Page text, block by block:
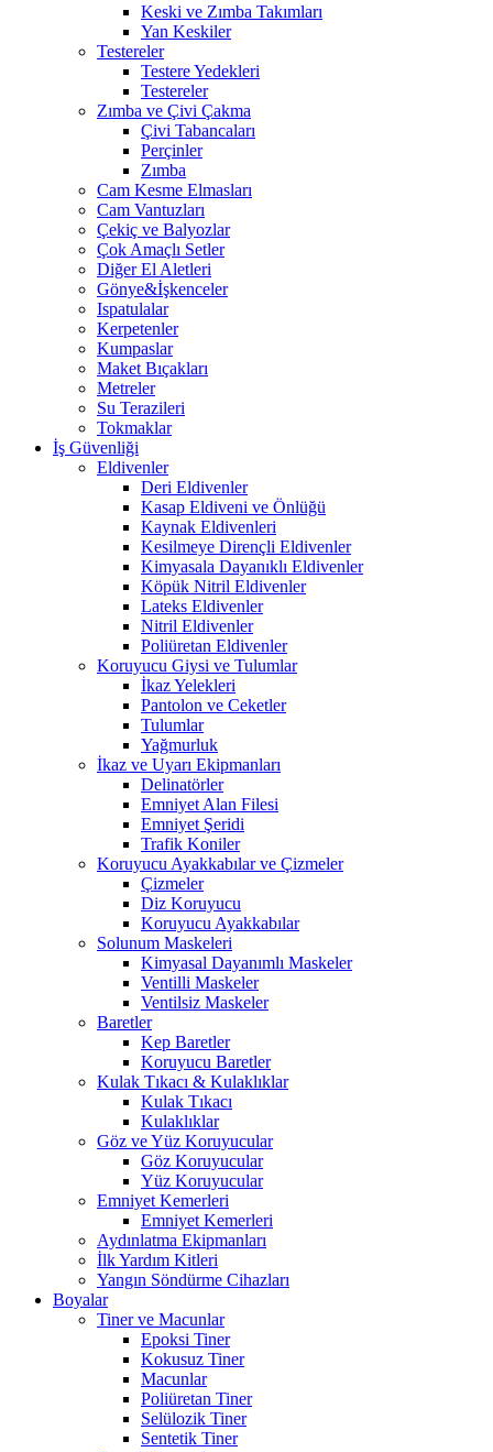
Keski ve Zımba Takımları
Yan Keskiler
Testereler
Testere Yedekleri
Testereler
Zımba ve Çivi Çakma
Çivi Tabancaları
Perçinler
Zımba
Cam Kesme Elmasları
Cam Vantuzları
Çekiç ve Balyozlar
Çok Amaçlı Setler
Diğer El Aletleri
Gönye&İşkenceler
Ispatulalar
Kerpetenler
Kumpaslar
Maket Bıçakları
Metreler
Su Terazileri
Tokmaklar
İş Güvenliği
Eldivenler
Deri Eldivenler
Kasap Eldiveni ve Önlüğü
Kaynak Eldivenleri
Kesilmeye Dirençli Eldivenler
Kimyasala Dayanıklı Eldivenler
Köpük Nitril Eldivenler
Lateks Eldivenler
Nitril Eldivenler
Poliüretan Eldivenler
Koruyucu Giysi ve Tulumlar
İkaz Yelekleri
Pantolon ve Ceketler
Tulumlar
Yağmurluk
İkaz ve Uyarı Ekipmanları
Delinatörler
Emniyet Alan Filesi
Emniyet Şeridi
Trafik Koniler
Koruyucu Ayakkabılar ve Çizmeler
Çizmeler
Diz Koruyucu
Koruyucu Ayakkabılar
Solunum Maskeleri
Kimyasal Dayanımlı Maskeler
Ventilli Maskeler
Ventilsiz Maskeler
Baretler
Kep Baretler
Koruyucu Baretler
Kulak Tıkacı & Kulaklıklar
Kulak Tıkacı
Kulaklıklar
Göz ve Yüz Koruyucular
Göz Koruyucular
Yüz Koruyucular
Emniyet Kemerleri
Emniyet Kemerleri
Aydınlatma Ekipmanları
İlk Yardım Kitleri
Yangın Söndürme Cihazları
Boyalar
Tiner ve Macunlar
Epoksi Tiner
Kokusuz Tiner
Macunlar
Poliüretan Tiner
Selülozik Tiner
Sentetik Tiner